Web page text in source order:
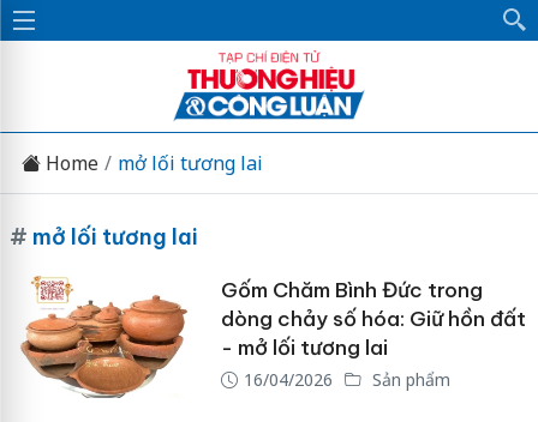
Home mở lối tương lai
# mở lối tương lai
Gốm Chăm Bình Đức trong
dòng chảy số hóa: Giữ hồn đất
- mở lối tương lai
16/04/2026 Sản phẩm